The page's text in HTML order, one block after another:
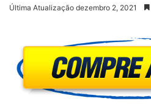
Última Atualização dezembro 2, 2021